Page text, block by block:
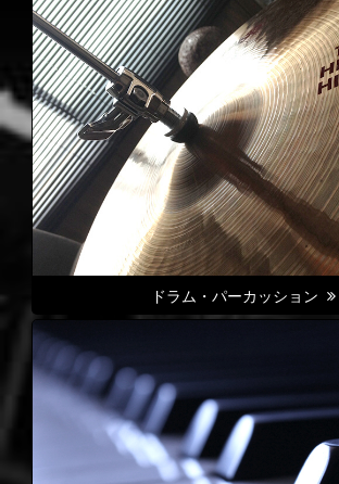
ドラム・パーカッション